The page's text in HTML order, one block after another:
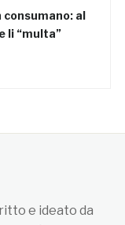
al
li “multa”
e ideato da